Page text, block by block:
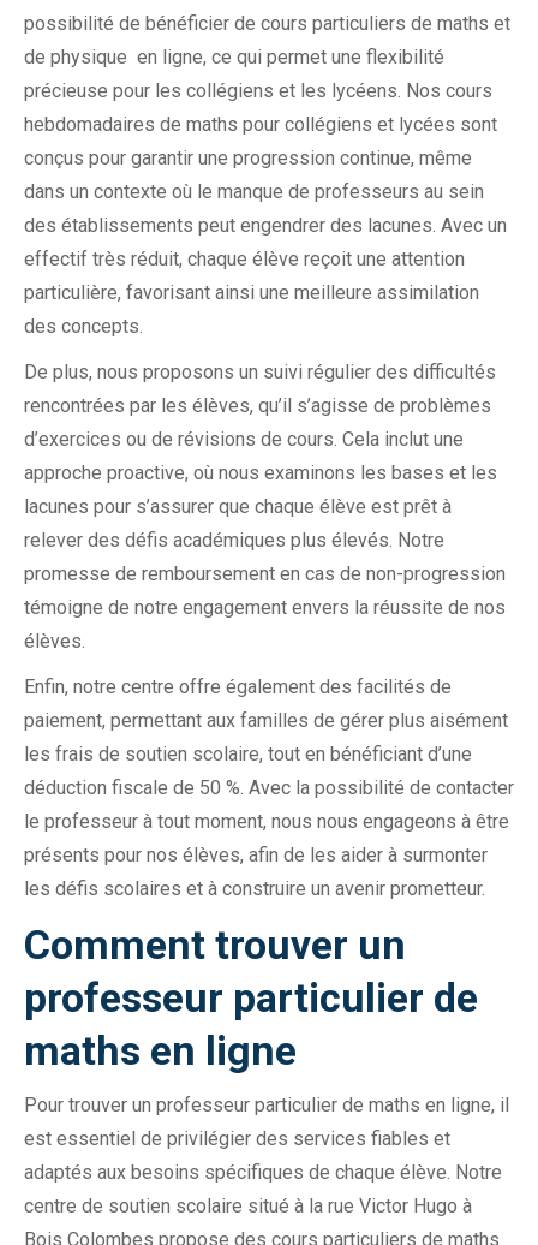
possibilité de bénéficier de cours particuliers de maths et
de physique en ligne, ce qui permet une flexibilité
précieuse pour les collégiens et les lycéens. Nos cours
hebdomadaires de maths pour collégiens et lycées sont
conçus pour garantir une progression continue, même
dans un contexte où le manque de professeurs au sein
des établissements peut engendrer des lacunes. Avec un
effectif très réduit, chaque élève reçoit une attention
particulière, favorisant ainsi une meilleure assimilation
des concepts.
De plus, nous proposons un suivi régulier des difficultés
rencontrées par les élèves, qu’il s’agisse de problèmes
d’exercices ou de révisions de cours. Cela inclut une
approche proactive, où nous examinons les bases et les
lacunes pour s’assurer que chaque élève est prêt à
relever des défis académiques plus élevés. Notre
promesse de remboursement en cas de non-progression
témoigne de notre engagement envers la réussite de nos
élèves.
Enfin, notre centre offre également des facilités de
paiement, permettant aux familles de gérer plus aisément
les frais de soutien scolaire, tout en bénéficiant d’une
déduction fiscale de 50 %. Avec la possibilité de contacter
le professeur à tout moment, nous nous engageons à être
présents pour nos élèves, afin de les aider à surmonter
les défis scolaires et à construire un avenir prometteur.
Comment trouver un
professeur particulier de
maths en ligne
Pour trouver un professeur particulier de maths en ligne, il
est essentiel de privilégier des services fiables et
adaptés aux besoins spécifiques de chaque élève. Notre
centre de soutien scolaire situé à la rue Victor Hugo à
Bois Colombes propose des cours particuliers de maths